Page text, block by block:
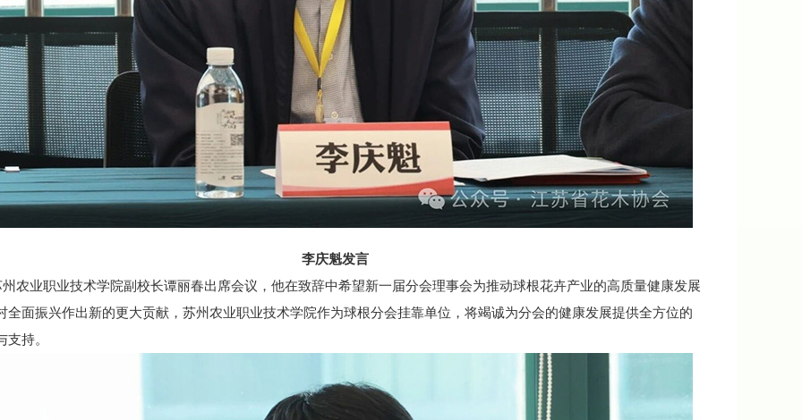
李庆魁发言
业职业技术学院副校长谭丽春出席会议，他在致辞中希望新一届分会理事会为推动球根花卉产业的高质量健康发展
全面振兴作出新的更大贡献，苏州农业职业技术学院作为球根分会挂靠单位，将竭诚为分会的健康发展提供全方位的
支持。